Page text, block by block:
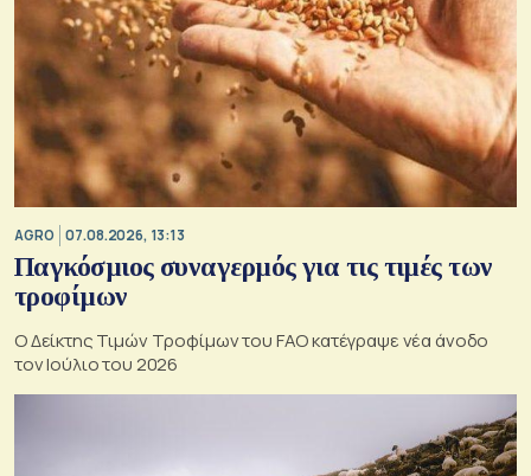
AGRO 07.08.2026, 13:13
Παγκόσμιος συναγερμός για τις τιμές των
τροφίμων
Ο Δείκτης Τιμών Τροφίμων του FAO κατέγραψε νέα άνοδο
τον Ιούλιο του 2026